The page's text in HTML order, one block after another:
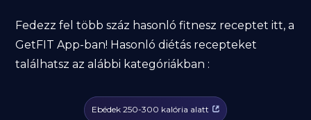
Fedezz fel több száz hasonló fitnesz receptet itt, a
GetFIT App-ban! Hasonló diétás recepteket
találhatsz az alábbi kategóriákban :
Ebédek 250-300 kalória alatt